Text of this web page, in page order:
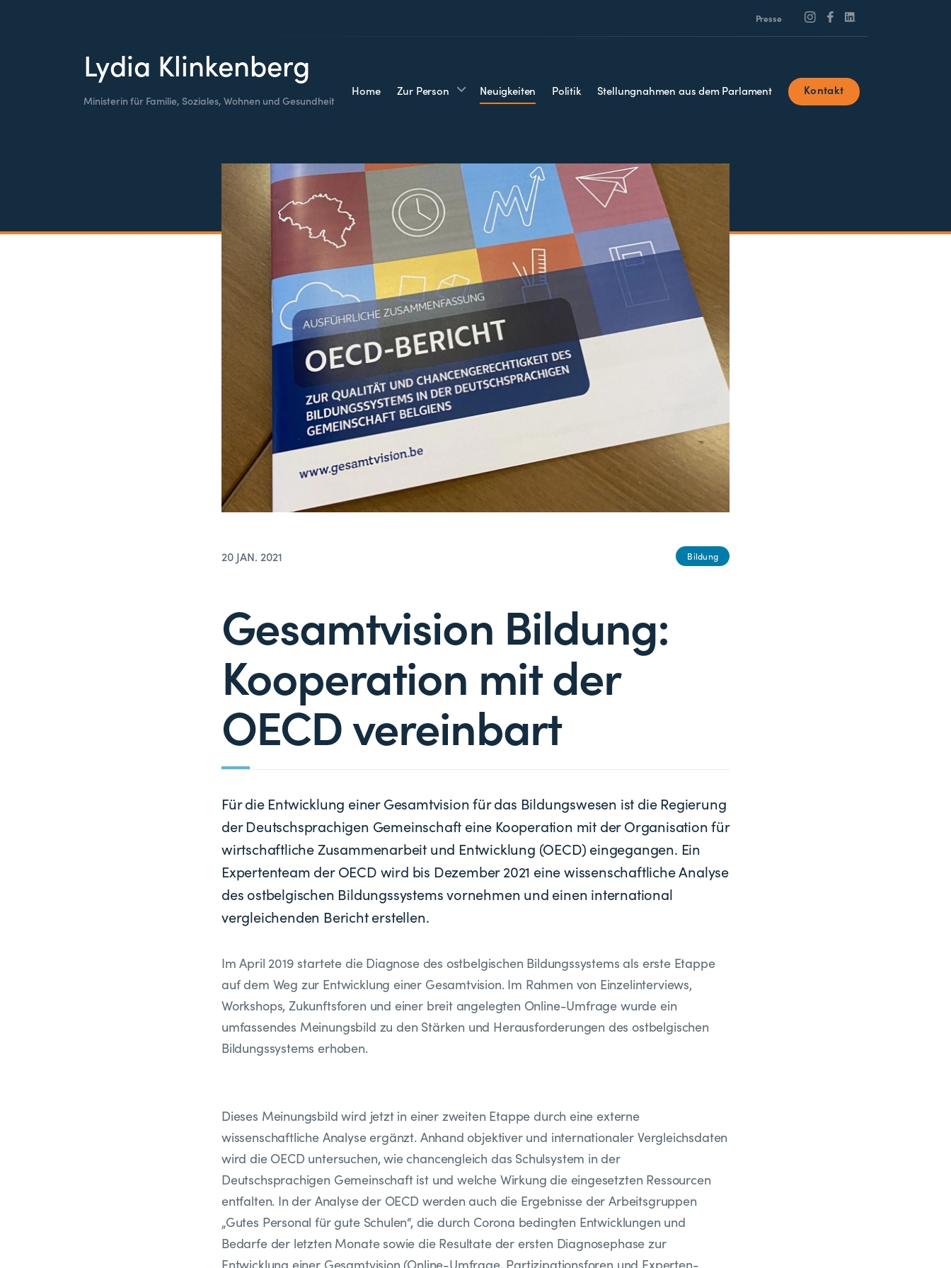
Presse
Lydia Klinkenberg
Ministerin für Familie, Soziales, Wohnen und Gesundheit
Home Zur Person Neuigkeiten Politik Stellungnahmen aus dem Parlament Kontakt
20 JAN. 2021 Bildung
Gesamtvision Bildung:
Kooperation mit der
OECD vereinbart
Für die Entwicklung einer Gesamtvision für das Bildungswesen ist die Regierung
der Deutschsprachigen Gemeinschaft eine Kooperation mit der Organisation für
wirtschaftliche Zusammenarbeit und Entwicklung (OECD) eingegangen. Ein
Expertenteam der OECD wird bis Dezember 2021 eine wissenschaftliche Analyse
des ostbelgischen Bildungssystems vornehmen und einen international
vergleichenden Bericht erstellen.
Im April 2019 startete die Diagnose des ostbelgischen Bildungssystems als erste Etappe
auf dem Weg zur Entwicklung einer Gesamtvision. Im Rahmen von Einzelinterviews,
Workshops, Zukunftsforen und einer breit angelegten Online-Umfrage wurde ein
umfassendes Meinungsbild zu den Stärken und Herausforderungen des ostbelgischen
Bildungssystems erhoben.
Dieses Meinungsbild wird jetzt in einer zweiten Etappe durch eine externe
wissenschaftliche Analyse ergänzt. Anhand objektiver und internationaler Vergleichsdaten
wird die OECD untersuchen, wie chancengleich das Schulsystem in der
Deutschsprachigen Gemeinschaft ist und welche Wirkung die eingesetzten Ressourcen
entfalten. In der Analyse der OECD werden auch die Ergebnisse der Arbeitsgruppen
„Gutes Personal für gute Schulen“, die durch Corona bedingten Entwicklungen und
Bedarfe der letzten Monate sowie die Resultate der ersten Diagnosephase zur
Entwicklung einer Gesamtvision (Online-Umfrage, Partizipationsforen und Experten-